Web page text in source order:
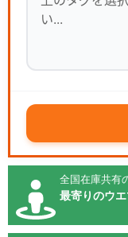
全国在庫共有
最寄りのウ